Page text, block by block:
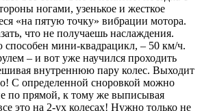
ногами, узенькое и жесткое
«на пятую точку» вибрации мотора.
что не получаешь наслаждения.
способен мини-квадрацикл, – 50 км/ч.
– и вот уже научился проходить
внутреннюю пару колес. Выходит
С определенной сноровкой можно
по прямой, к тому же выписывая
это на 2-ух колесах! Нужно только не